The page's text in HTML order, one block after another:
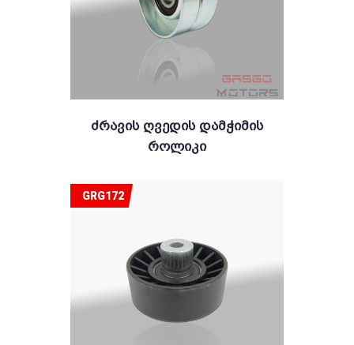
Ძრავის Ღვედის Დამჭიმის
Როლიკი
GRG172